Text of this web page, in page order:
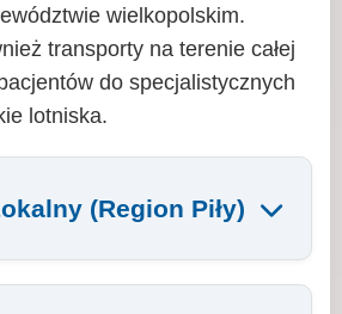
wielkopolskim.
transporty na terenie całej
do specjalistycznych
lotniska.
(Region Piły)